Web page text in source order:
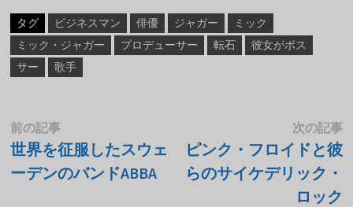
タグ ビジネスマン 俳優 ジャガー
ミック
ミック・ジャガー
プロデューサー 転石
彼女がボス
サー
歌手
投
稿
ナ
前の記事前
の
記
世界を征服したスウェ
ーデンのバンドABBA
次の記事
ピンク・フロイドと彼
らのサイケデリック・
ロック